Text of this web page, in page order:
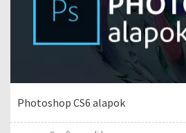
Photoshop CS6 alapok